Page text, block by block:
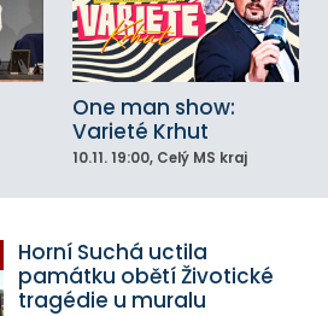
One man show:
Varieté Krhut
10.11. 19:00, Celý MS kraj
Horní Suchá uctila
památku obětí Životické
tragédie u muralu